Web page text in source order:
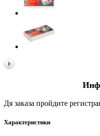
Дя заказа пройдите
Характеристики